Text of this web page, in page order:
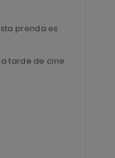
prenda es
tarde de cine